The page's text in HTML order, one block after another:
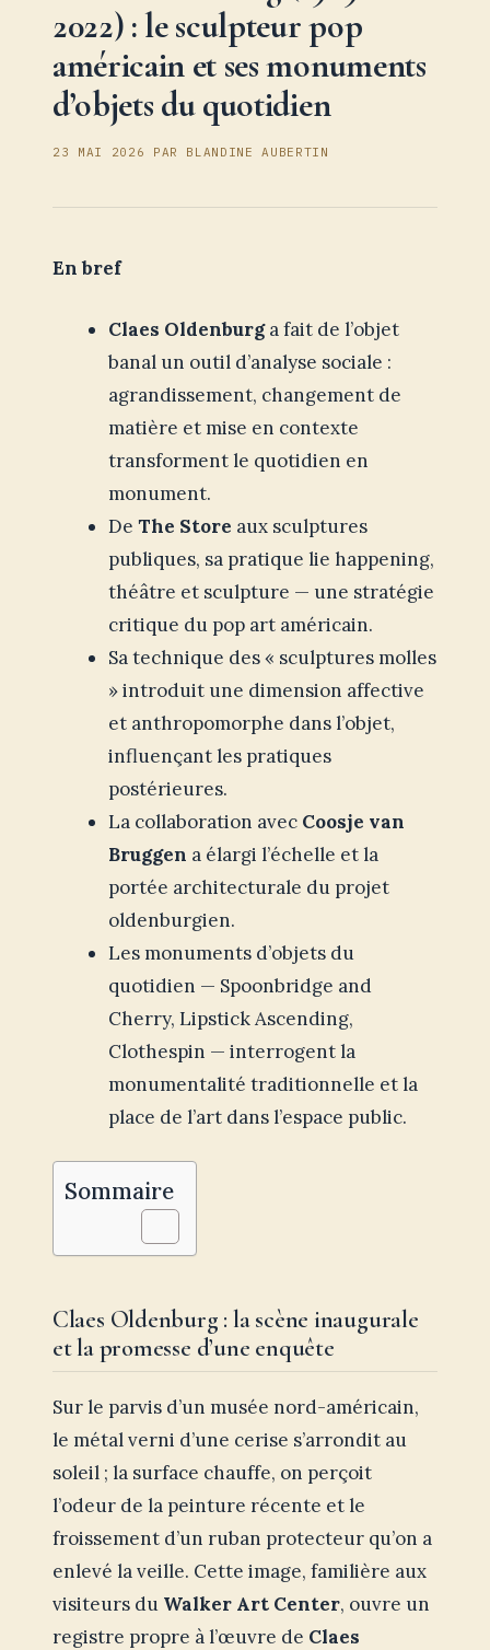
2022) : le sculpteur pop
américain et ses monuments
d’objets du quotidien
23 MAI 2026 PAR BLANDINE AUBERTIN
En bref
Claes Oldenburga fait de l’objet
banal un outil d’analyse sociale :
agrandissement, changement de
matière et mise en contexte
transforment le quotidien en
monument.
De The Store aux sculptures
publiques, sa pratique lie happening,
théâtre et sculpture — une stratégie
critique du pop art américain.
Sa technique des « sculptures molles
» introduit une dimension affective
et anthropomorphe dans l’objet,
influençant les pratiques
postérieures.
La collaboration avec Coosje van
Bruggen a élargi l’échelle et la
portée architecturale du projet
oldenburgien.
Les monuments d’objets du
quotidien — Spoonbridge and
Cherry, Lipstick Ascending,
Clothespin — interrogent la
monumentalité traditionnelle et la
place de l’art dans l’espace public.
Sommaire
Claes Oldenburg : la scène inaugurale
et la promesse d’une enquête
Sur le parvis d’un musée nord-américain,
le métal verni d’une cerise s’arrondit au
soleil ; la surface chauffe, on perçoit
l’odeur de la peinture récente et le
froissement d’un ruban protecteur qu’on a
enlevé la veille. Cette image, familière aux
visiteurs du Walker Art Center, ouvre un
registre propre à l’œuvre de Claes